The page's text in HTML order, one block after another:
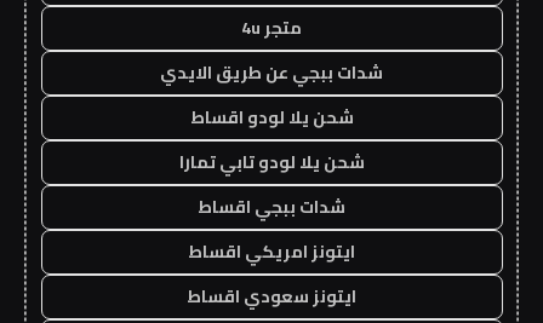
متجر 4u
شدات ببجي عن طريق الايدي
شحن يلا لودو اقساط
شحن يلا لودو تابي تمارا
شدات ببجي اقساط
ايتونز امريكي اقساط
ايتونز سعودي اقساط